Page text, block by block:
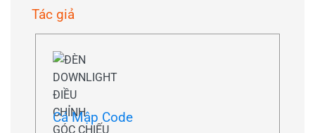
Tác giả
Cá Mập Code